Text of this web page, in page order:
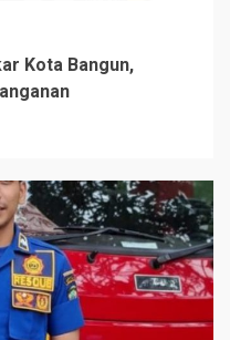
Kota Bangun,